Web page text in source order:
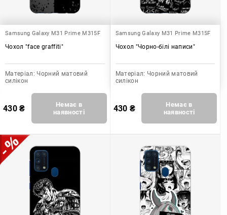
Samsung Galaxy M31 Prime M315F
Чохол "face graffiti"
Матеріал: Чорний матовий
силікон
430₴
Немає в
наявності
Samsung Galaxy M31 Prime M315F
Чохол "Чорно-білі написи"
Матеріал: Чорний матовий
силікон
430 ₴
Немає в
наявності